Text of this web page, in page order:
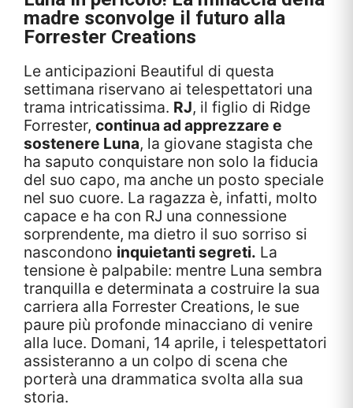
madre sconvolge il futuro alla
Forrester Creations
Le anticipazioni Beautiful di questa
settimana riservano ai telespettatori una
trama intricatissima. RJ, il figlio di Ridge
Forrester, continua ad apprezzare e
sostenere Luna, la giovane stagista che
ha saputo conquistare non solo la fiducia
del suo capo, ma anche un posto speciale
nel suo cuore. La ragazza è, infatti, molto
capace e ha con RJ una connessione
sorprendente, ma dietro il suo sorriso si
nascondono inquietanti segreti. La
tensione è palpabile: mentre Luna sembra
tranquilla e determinata a costruire la sua
carriera alla Forrester Creations, le sue
paure più profonde minacciano di venire
alla luce. Domani, 14 aprile, i telespettatori
assisteranno a un colpo di scena che
porterà una drammatica svolta alla sua
storia.